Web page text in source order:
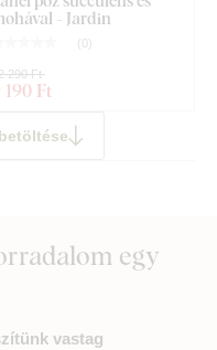
- Jardin
( 0)
190 Ft
290 Ft
egy
vastag